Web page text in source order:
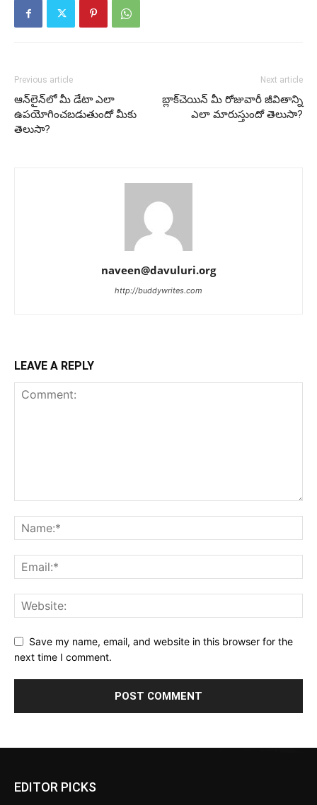
Previous article
ఆన్‌లైన్‌లో మీ డేటా ఎలా
ఉపయోగించబడుతుందో మీకు
తెలుసా?
Next article
బ్లాక్‌చెయిన్ మీ రోజువారీ జీవితాన్ని
ఎలా మారుస్తుందో తెలుసా?
naveen@davuluri.org
http://buddywrites.com
LEAVE A REPLY
Save my name, email, and website in this browser for the
next time I comment.
EDITOR PICKS